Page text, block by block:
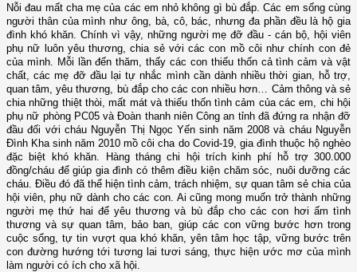
Nỗi đau mất cha mẹ của các em nhỏ không gì bù đắp. Các em sống cùng
người thân của mình như ông, bà, cô, bác, nhưng đa phần đều là hộ gia
đình khó khăn. Chính vì vậy, những người mẹ đỡ đầu - cán bộ, hội viên
phụ nữ luôn yêu thương, chia sẻ với các con mồ côi như chính con đẻ
của mình. Mỗi lần đến thăm, thấy các con thiếu thốn cả tình cảm và vật
chất, các mẹ đỡ đầu lại tự nhắc mình cần dành nhiều thời gian, hỗ trợ,
quan tâm, yêu thương, bù đắp cho các con nhiều hơn…
Cảm thông và sẻ
chia những thiệt thòi, mất mát và thiếu thốn tình cảm của các em, chi hội
phụ nữ phòng PC05 và Đoàn thanh niên Công an tỉnh đã đứng ra nhận đỡ
đầu đối với cháu Nguyễn Thị Ngọc Yến sinh năm 2008 và cháu Nguyễn
Đình Kha sinh năm 2010 mồ côi cha do Covid-19, gia đình thuộc hộ nghèo
đặc biệt khó khăn. Hàng tháng chi hội trích kinh phí hỗ trợ 300.000
đồng/cháu để giúp gia đình có thêm điều kiện chăm sóc, nuôi dưỡng các
cháu. Điều đó đã thể hiện tình cảm, trách nhiệm, sự quan tâm sẻ chia của
hội viên, phụ nữ dành cho các con. Ai cũng mong muốn trở thành những
người mẹ thứ hai để yêu thương và bù đắp cho các con hơi ấm tình
thương và sự quan tâm, bảo ban, giúp các con vững bước hơn trong
cuộc sống, tự tin vượt qua khó khăn, yên tâm học tập, vững bước trên
con đường hướng tới tương lai tươi sáng, thực hiện ước mơ của mình
làm người có ích cho xã hội.